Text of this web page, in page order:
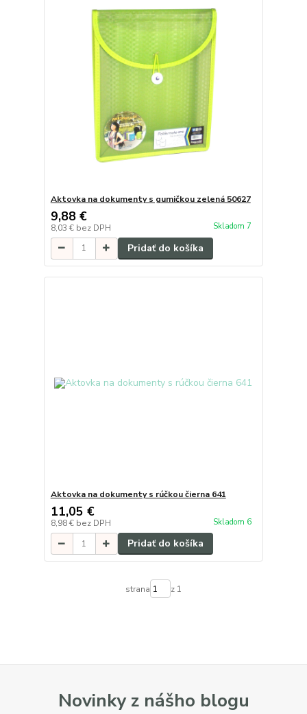
Aktovka na dokumenty s gumičkou zelená 50627
9,88 €
8,03 € bez DPH Skladom 7
Pridať do košíka
Aktovka na dokumenty s rúčkou čierna 641
11,05 €
8,98 € bez DPH Skladom 6
Pridať do košíka
strana z 1
Novinky z nášho blogu